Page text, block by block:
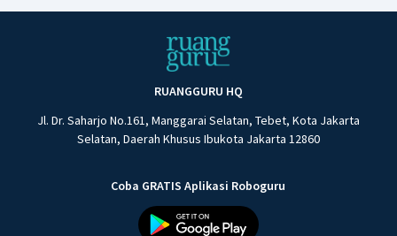
RUANGGURU HQ
Jl. Dr. Saharjo No.161, Manggarai Selatan, Tebet, Kota Jakarta
Selatan, Daerah Khusus Ibukota Jakarta 12860
Coba GRATIS Aplikasi Roboguru